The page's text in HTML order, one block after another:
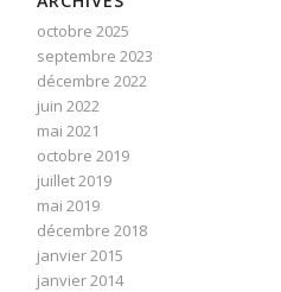
octobre 2025
septembre 2023
décembre 2022
juin 2022
mai 2021
octobre 2019
juillet 2019
mai 2019
décembre 2018
janvier 2015
janvier 2014